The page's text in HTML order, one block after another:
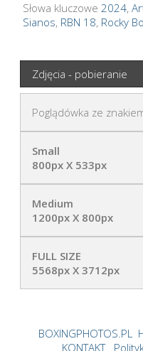
Słowa kluczowe 2024,
Sianos, RBN 18, Rocky
Zdjęcia - pobieranie
Poglądówka ze
Small
800px X 533px
Medium
1200px X 800px
FULL SIZE
5568px X 3712px
BOXINGPHOTOS.PL
KONTAKT